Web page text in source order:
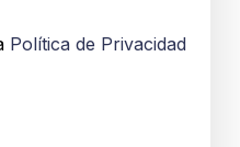
Política de Privacidad
vacío.
vacío.